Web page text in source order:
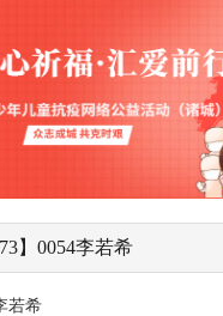
】0054李若希
若希